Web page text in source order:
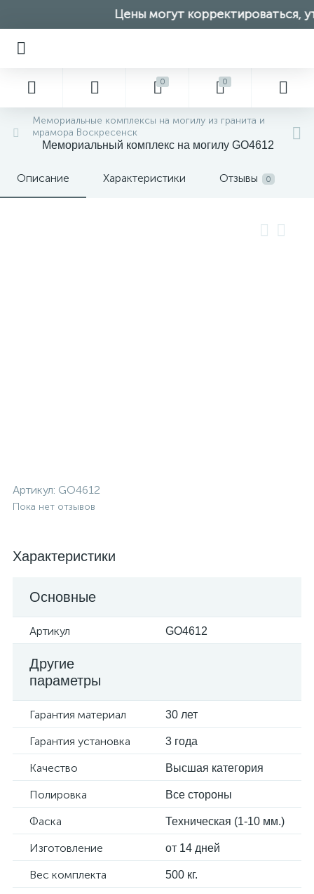
Цены могут корректироваться,
0 0
Мемориальные комплексы на могилу из гранита и
мрамора Воскресенск
Мемориальный комплекс на могилу GO4612
Описание Характеристики Отзывы 0
Артикул: GO4612
Пока нет отзывов
Характеристики
Основные
Артикул GO4612
Другие
параметры
Гарантия материал 30 лет
Гарантия установка 3 года
Качество Высшая категория
Полировка Все стороны
Фаска Техническая (1-10 мм.)
Изготовление от 14 дней
Вес комплекта 500 кг.